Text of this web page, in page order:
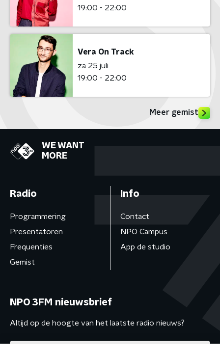
19:00 - 22:00
Vera On Track
za 25 juli
19:00 - 22:00
Meer gemist
WE WANT
MORE
Radio
Programmering
Presentatoren
Frequenties
Gemist
Info
Contact
NPO Campus
App de studio
NPO 3FM nieuwsbrief
Altijd op de hoogte van het laatste radio nieuws?